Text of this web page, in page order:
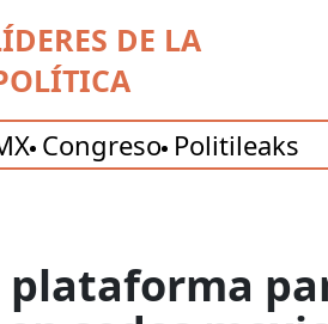
DE LA
Congreso Politileaks